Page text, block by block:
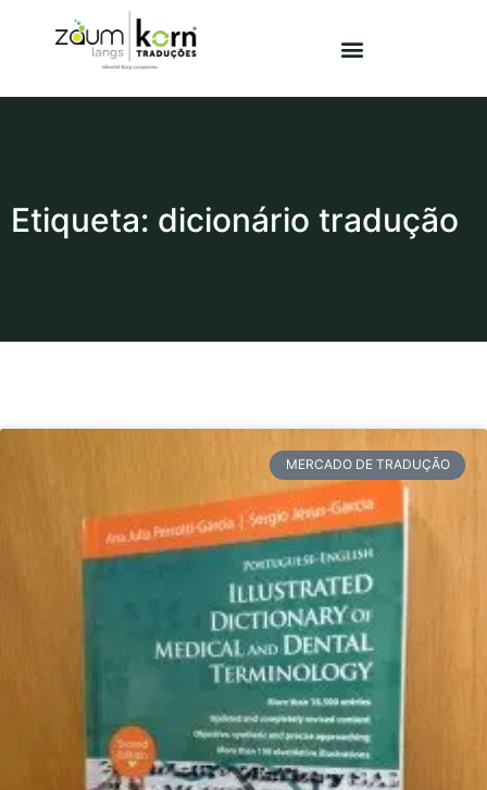
Etiqueta: dicionário tradução
MERCADO DE TRADUÇÃO